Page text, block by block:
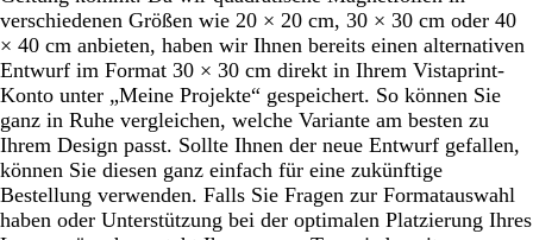
verschiedenen Größen wie 20 × 20 cm, 30 × 30 cm oder 40
× 40 cm anbieten, haben wir Ihnen bereits einen alternativen
Entwurf im Format 30 × 30 cm direkt in Ihrem Vistaprint-
Konto unter „Meine Projekte“ gespeichert. So können Sie
ganz in Ruhe vergleichen, welche Variante am besten zu
Ihrem Design passt. Sollte Ihnen der neue Entwurf gefallen,
können Sie diesen ganz einfach für eine zukünftige
Bestellung verwenden. Falls Sie Fragen zur Formatauswahl
haben oder Unterstützung bei der optimalen Platzierung Ihres